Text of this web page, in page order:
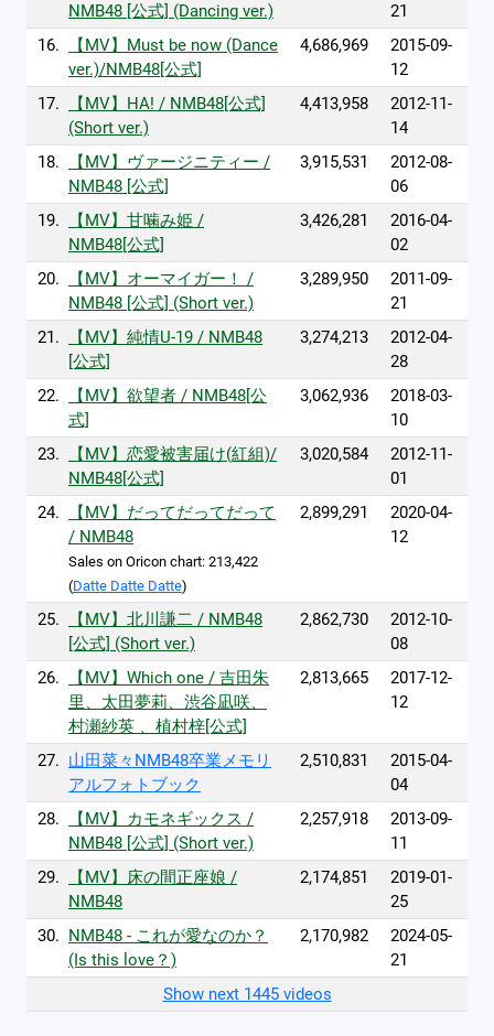
NMB48 [公式] (Dancing ver.)
21
16.
【MV】Must be now (Dance
ver.)/NMB48[公式]
4,686,969
2015-09-
12
17.
【MV】HA! / NMB48[公式]
(Short ver.)
4,413,958
2012-11-
14
18.
【MV】ヴァージニティー /
NMB48 [公式]
3,915,531
2012-08-
06
19.
【MV】甘噛み姫 /
NMB48[公式]
3,426,281
2016-04-
02
20.
【MV】オーマイガー！ /
NMB48 [公式] (Short ver.)
3,289,950
2011-09-
21
21.
【MV】純情U-19 / NMB48
[公式]
3,274,213
2012-04-
28
22.
【MV】欲望者 / NMB48[公
式]
3,062,936
2018-03-
10
23.
【MV】恋愛被害届け(紅組)/
NMB48[公式]
3,020,584
2012-11-
01
24.
【MV】だってだってだって
/ NMB48
Sales on Oricon chart: 213,422
(Datte Datte Datte)
2,899,291
2020-04-
12
25.
【MV】北川謙二 / NMB48
[公式] (Short ver.)
2,862,730
2012-10-
08
26.
【MV】Which one / 吉田朱
里、太田夢莉、渋谷凪咲、
村瀬紗英 、植村梓[公式]
2,813,665
2017-12-
12
27. 山田菜々NMB48卒業メモリ
アルフォトブック
2,510,831
2015-04-
04
28.
【MV】カモネギックス /
NMB48 [公式] (Short ver.)
2,257,918
2013-09-
11
29.
【MV】床の間正座娘 /
NMB48
2,174,851
2019-01-
25
30. NMB48 - これが愛なのか？
(Is this love？)
2,170,982
2024-05-
21
Show next 1445 videos